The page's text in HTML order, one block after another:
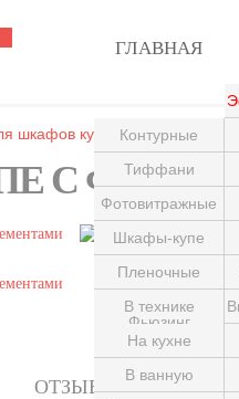
ГЛАВНАЯ
Контурные
Тиффани
Фотовитражные
Пескоструйные
Пленочные
В технике
Фьюзинг
С лазерной
гравировкой
Шкафы-купе
На кухне
В ванную
шкафов купе »Шкафы купе с
С
ОТЗЫВЫ